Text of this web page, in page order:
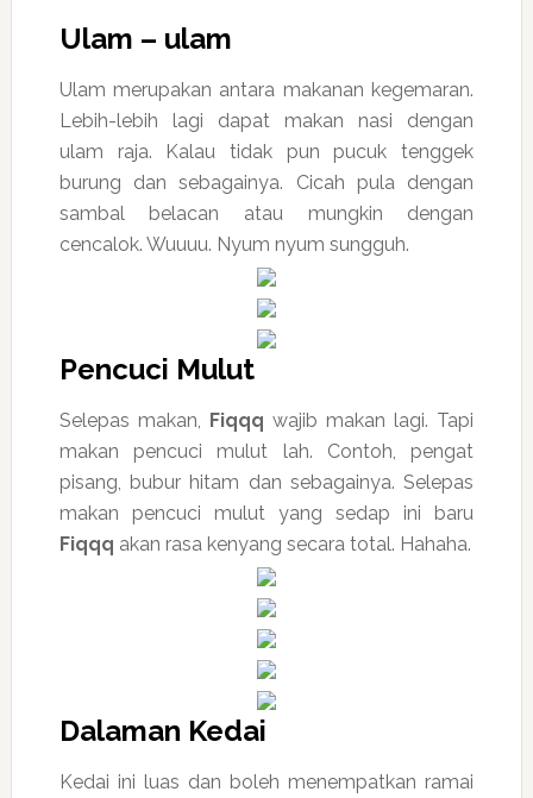
Ulam – ulam
Ulam merupakan antara makanan kegemaran.
Lebih-lebih lagi dapat makan nasi dengan
ulam raja. Kalau tidak pun pucuk tenggek
burung dan sebagainya. Cicah pula dengan
sambal belacan atau mungkin dengan
cencalok. Wuuuu. Nyum nyum sungguh.
Pencuci Mulut
Selepas makan, Fiqqq wajib makan lagi. Tapi
makan pencuci mulut lah. Contoh, pengat
pisang, bubur hitam dan sebagainya. Selepas
makan pencuci mulut yang sedap ini baru
Fiqqq akan rasa kenyang secara total. Hahaha.
Dalaman Kedai
Kedai ini luas dan boleh menempatkan ramai